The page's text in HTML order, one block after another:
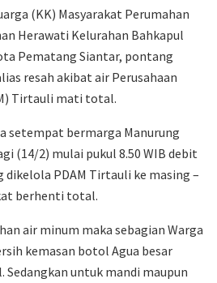
(KK) Masyarakat Perumahan
Herawati Kelurahan Bahkapul
Pematang Siantar, pontang
resah akibat air Perusahaan
Tirtauli mati total.
setempat bermarga Manurung
(14/2) mulai pukul 8.50 WIB debit
dikelola PDAM Tirtauli ke masing –
berhenti total.
air minum maka sebagian Warga
kemasan botol Agua besar
Sedangkan untuk mandi maupun